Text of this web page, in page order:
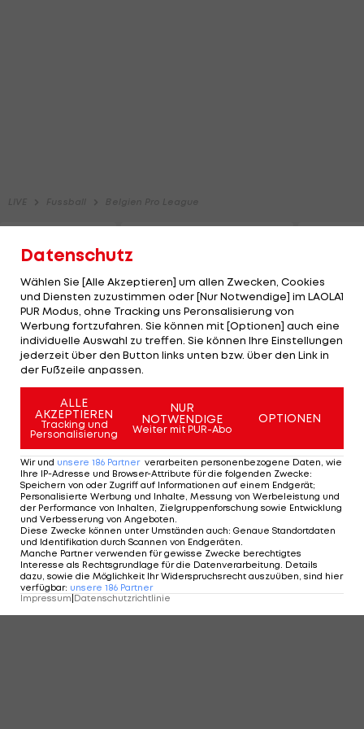
Datenschutz
Wählen Sie [Alle Akzeptieren] um allen Zwecken, Cookies
und Diensten zuzustimmen oder [Nur Notwendige] im LAOLA1
PUR Modus, ohne Tracking uns Peronsalisierung von
Werbung fortzufahren. Sie können mit [Optionen] auch eine
individuelle Auswahl zu treffen. Sie können Ihre Einstellungen
jederzeit über den Button links unten bzw. über den Link in
der Fußzeile anpassen.
ALLE
AKZEPTIEREN
Tracking und
Personalisierung
NUR
NOTWENDIGE
Weiter mit PUR-Abo
OPTIONEN
Wir und unsere 186 Partner verarbeiten personenbezogene Daten, wie
Ihre IP-Adresse und Browser-Attribute für die folgenden Zwecke:
Speichern von oder Zugriff auf Informationen auf einem Endgerät;
Personalisierte Werbung und Inhalte, Messung von Werbeleistung und
der Performance von Inhalten, Zielgruppenforschung sowie Entwicklung
und Verbesserung von Angeboten.
Diese Zwecke können unter Umständen auch: Genaue Standortdaten
und Identifikation durch Scannen von Endgeräten.
Manche Partner verwenden für gewisse Zwecke berechtigtes
Interesse als Rechtsgrundlage für die Datenverarbeitung. Details
dazu, sowie die Möglichkeit Ihr Widerspruchsrecht auszuüben, sind hier
verfügbar: unsere 186 Partner
Impressum Datenschutzrichtlinie